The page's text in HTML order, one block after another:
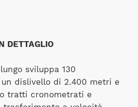
DETTAGLIO
sviluppa 130
dislivello di 2.400 metri e
tratti cronometrati e